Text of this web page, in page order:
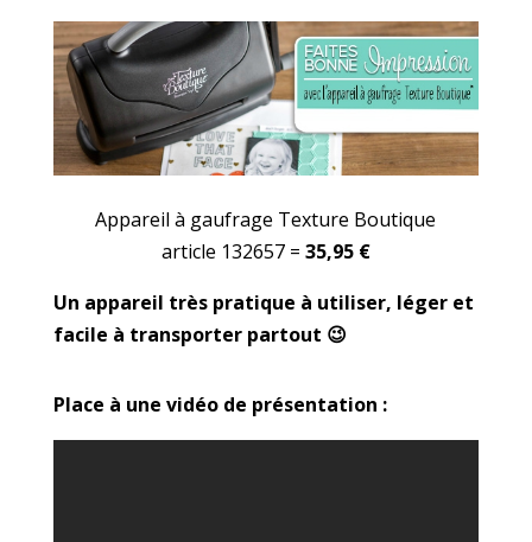
Appareil à gaufrage Texture Boutique
article 132657 = 35,95 €
Un appareil très pratique à utiliser, léger et
facile à transporter partout 😉
Place à une vidéo de présentation :